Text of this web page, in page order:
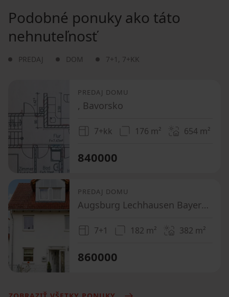
Podobné ponuky ako táto
nehnuteľnosť
PREDAJ DOM 7+1 , 7+KK
PREDAJ DOMU
, Bavorsko
7+kk 176 m² 654 m²
840000
PREDAJ DOMU
Augsburg Lechhausen Bayern 86165
7+1 182 m² 382 m²
860000